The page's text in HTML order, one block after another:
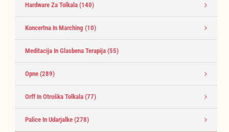
Hardware Za Tolkala (140)
Koncertna In Marching (10)
Meditacija In Glasbena Terapija (55)
Opne (289)
Orff In Otroška Tolkala (77)
Palice In Udarjalke (278)